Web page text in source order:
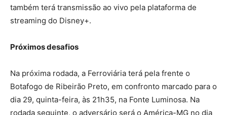
também terá transmissão ao vivo pela plataforma de
streaming do Disney+.
Próximos desafios
Na próxima rodada, a Ferroviária terá pela frente o
Botafogo de Ribeirão Preto, em confronto marcado para o
dia 29, quinta-feira, às 21h35, na Fonte Luminosa. Na
rodada seguinte, o adversário será o América-MG no dia